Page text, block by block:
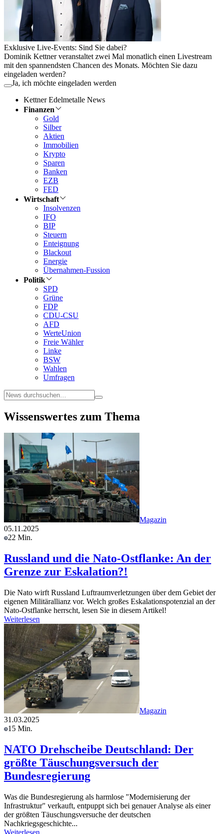
Exklusive Live-Events: Sind Sie dabei?
Dominik Kettner veranstaltet zwei Mal monatlich einen Livestream
mit den spannendsten Chancen des Monats. Möchten Sie dazu
eingeladen werden?
Ja, ich möchte eingeladen werden
Kettner Edelmetalle News
Finanzen
Gold
Silber
Aktien
Immobilien
Krypto
Sparen
Banken
EZB
FED
Wirtschaft
Insolvenzen
IFO
BIP
Steuern
Enteignung
Blackout
Energie
Übernahmen-Fussion
Politik
SPD
Grüne
FDP
CDU-CSU
AFD
WerteUnion
Freie Wähler
Linke
BSW
Wahlen
Umfragen
Wissenswertes zum Thema
Magazin
05.11.2025
22 Min.
Russland und die Nato-Ostflanke: An der
Grenze zur Eskalation?!
Die Nato wirft Russland Luftraumverletzungen über dem Gebiet der
eigenen Militärallianz vor. Welch großes Eskalationspotenzial an der
Nato-Ostflanke herrscht, lesen Sie in diesem Artikel!
Weiterlesen
Magazin
31.03.2025
15 Min.
NATO Drehscheibe Deutschland: Der
größte Täuschungsversuch der
Bundesregierung
Was die Bundesregierung als harmlose "Modernisierung der
Infrastruktur" verkauft, entpuppt sich bei genauer Analyse als einer
der größten Täuschungsversuche der deutschen
Nachkriegsgeschichte...
Weiterlesen